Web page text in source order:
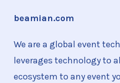
beamian.com
We are a global event
leverages technology to
ecosystem to any event